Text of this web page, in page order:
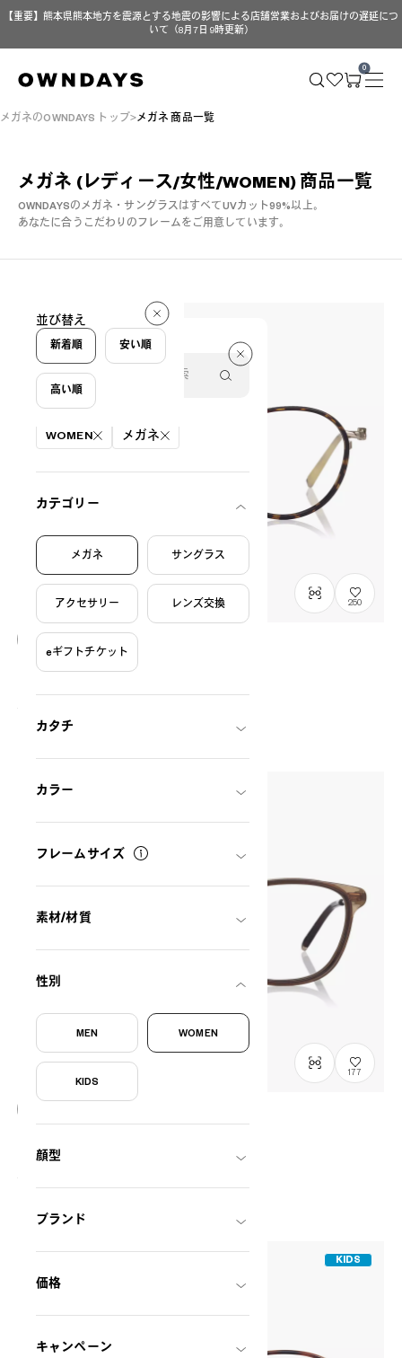
【重要】熊本県熊本地方を震源とする地震の影響による店舗営業およびお届けの遅延につ
いて（8月7日 9時更新）
0
メガネのOWNDAYS トップ メガネ 商品一覧
メガネ (レディース/女性/WOMEN) 商品一覧
OWNDAYSのメガネ・サングラスはすべてUVカット99%以上。
あなたに合うこだわりのフレームをご用意しています。
194 件
絞り込み条件
WOMEN メガネ
カテゴリー
メガネ サングラス
アクセサリー レンズ交換
eギフトチケット
カタチ
カラー
フレームサイズ
素材/材質
性別
MEN WOMEN
KIDS
顔型
ブランド
価格
キャンペーン
並び替え
新着順 安い順
高い順
250
OWNDAYS × POMPOMPURIN
SRK1013M-6AC1 / Size: M
177
レトロ model
¥13,800 税込
KIDS